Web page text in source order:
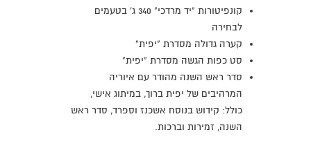
קונפיטורות "יד מרדכי" 340 ג' בטעמים
לבחירה
קערה גדולה מסדרת "יפית"
סט כפות הגשה מסדרת "יפית"
סדר ראש השנה מהודר עם איוריה
המרהיבים של יפית ברוך, במיתוג אישי,
כולל: קידוש בנוסח אשכנז וספרד, סדר ראש
השנה, זמירות וברכות.